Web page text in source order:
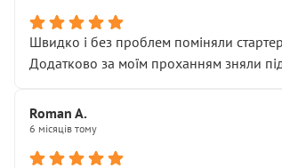
Швидко і без проблем поміняли
Додатково за моїм проханням зняли
Roman A.
6 місяців тому